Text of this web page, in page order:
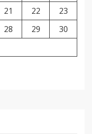
21 22
23
28 29
30